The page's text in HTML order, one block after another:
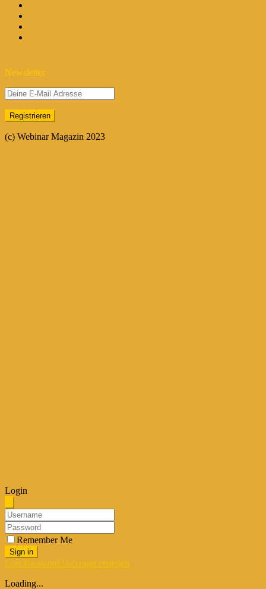
Newsletter
(c) Webinar Magazin 2023
Login
Remember Me
Sign in
Lost Password?Account erstellen
Loading...